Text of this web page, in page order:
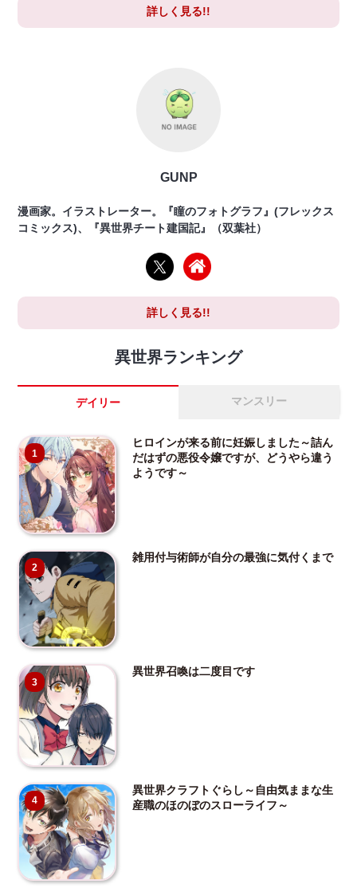
詳しく見る!!
GUNP
漫画家。イラストレーター。『瞳のフォトグラフ』(フレックス
コミックス)、『異世界チート建国記』（双葉社）
詳しく見る!!
異世界ランキング
デイリー マンスリー
1
ヒロインが来る前に妊娠しました～詰ん
だはずの悪役令嬢ですが、どうやら違う
ようです～
2
雑用付与術師が自分の最強に気付くまで
3
異世界召喚は二度目です
4
異世界クラフトぐらし～自由気ままな生
産職のほのぼのスローライフ～